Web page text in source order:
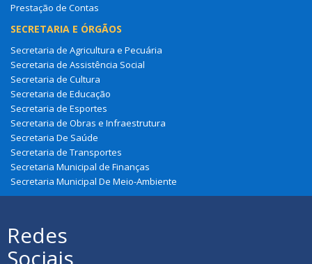
Prestação de Contas
SECRETARIA E ÓRGÃOS
Secretaria de Agricultura e Pecuária
Secretaria de Assistência Social
Secretaria de Cultura
Secretaria de Educação
Secretaria de Esportes
Secretaria de Obras e Infraestrutura
Secretaria De Saúde
Secretaria de Transportes
Secretaria Municipal de Finanças
Secretaria Municipal De Meio-Ambiente
Redes
Sociais